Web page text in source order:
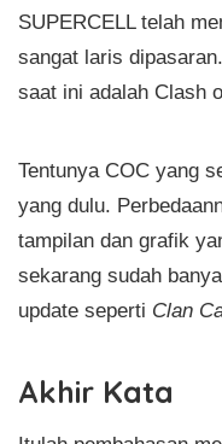
SUPERCELL telah
sangat laris
saat ini adalah Clash
Tentunya COC yang
yang dulu.
tampilan dan grafik
sekarang sudah
update seperti Clan
Akhir Kata